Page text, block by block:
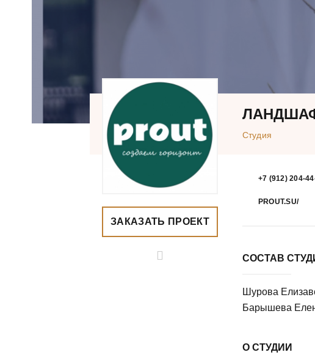
Студия
ЗАКАЗАТЬ ПРОЕКТ
+7 (912) 204-
PROUT.SU/
СОСТАВ
Шурова
Барышева
О СТУДИИ